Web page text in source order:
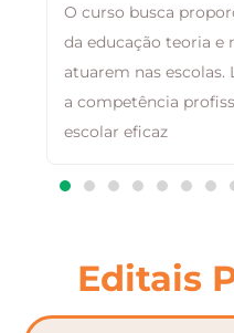
O curso busca
da educação teoria e
atuarem nas escolas.
a competência
escolar eficaz
Editais